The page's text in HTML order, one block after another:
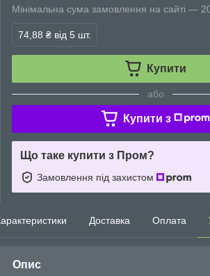
Мінімальна сума замовлення на сайті —
74,88 ₴ від 5 шт.
Купити
або
Купити з
Що таке купити з Пром?
Замовлення під захистом
Доставка Оплата
Опис